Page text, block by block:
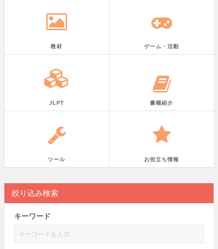
教材 ゲーム・活動
JLPT 書籍紹介
ツール お役立ち情報
絞り込み検索
キーワード